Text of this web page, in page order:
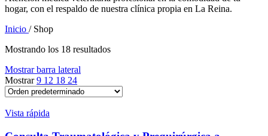
hogar, con el respaldo de nuestra clínica propia en La Reina.
Inicio / Shop
Mostrando los 18 resultados
Mostrar barra lateral
Mostrar9 12 18 24
Vista rápida